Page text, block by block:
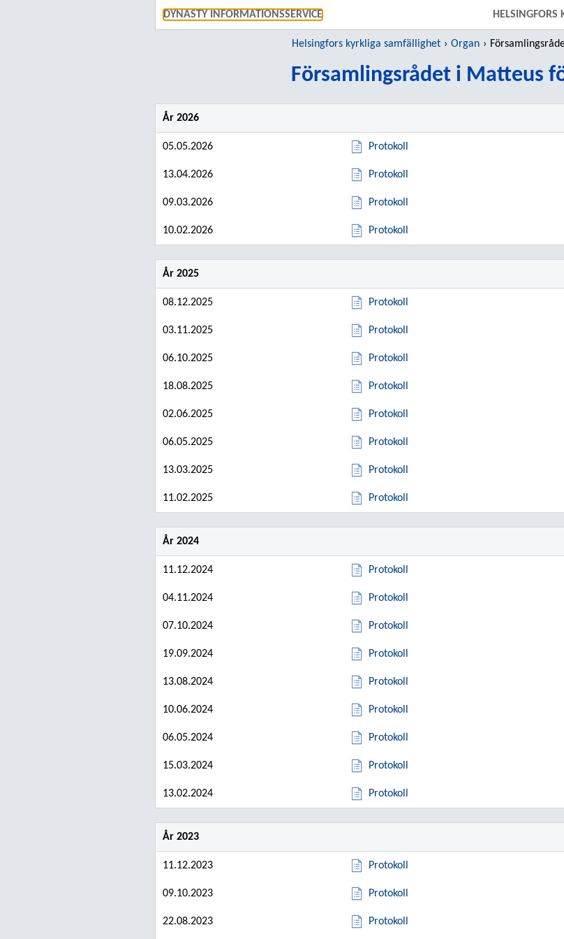
DYNASTY INFORMATIONSSERVICE GÅ DIREKT TILL HUVUDINNEHÅLLET
HELSINGFORS
Helsingfors kyrkliga samfällighet Organ Församlingsrådet
Församlingsrådet i Matteus
År 2026
05.05.2026 Protokoll
13.04.2026 Protokoll
09.03.2026 Protokoll
10.02.2026 Protokoll
År 2025
08.12.2025 Protokoll
03.11.2025 Protokoll
06.10.2025 Protokoll
18.08.2025 Protokoll
02.06.2025 Protokoll
06.05.2025 Protokoll
13.03.2025 Protokoll
11.02.2025 Protokoll
År 2024
11.12.2024 Protokoll
04.11.2024 Protokoll
07.10.2024 Protokoll
19.09.2024 Protokoll
13.08.2024 Protokoll
10.06.2024 Protokoll
06.05.2024 Protokoll
15.03.2024 Protokoll
13.02.2024 Protokoll
År 2023
11.12.2023 Protokoll
09.10.2023 Protokoll
22.08.2023 Protokoll